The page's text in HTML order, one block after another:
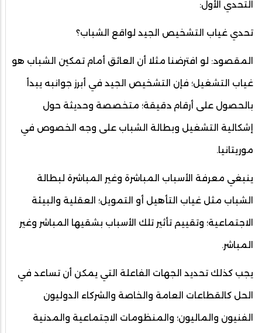
التحدي الأول:
تحدي غياب التشخيص الجيد لواقع الشباب؟
المقصود: لو افترضنا مثلا أن العائق أمام تمكين الشباب هو
غياب التشغيل؛ فإن التشخيص الجيد في أبرز جوانبه يبدأ
بالحصول على أرقام دقيقة؛ متخصصة وحديثة حول
إشكالية التشغيل وبطالة الشباب على وجه الخصوص في
موريتانيا.
ينبغي معرفة الأسباب المباشرة وغير المباشرة لبطالة
الشباب مثل غياب التأهيل أو التمويل؛ العقلية والبيئة
الاجتماعية؛ وتقييم تأثير تلك الأسباب بشقيها المباشر وغير
المباشر.
يجب كذلك تحديد الجهات الفاعلة التي يمكن أن تساعد في
الحل كالقطاعات العامة والخاصة والشركاء الدوليون
الفنيون والماليون؛ والمنظومات الاجتماعية والمدنية